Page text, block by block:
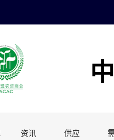
资讯 供应